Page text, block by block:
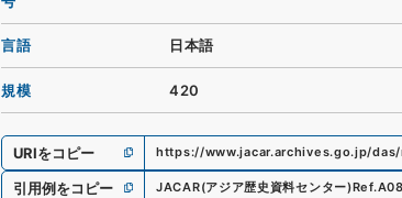
言語 日本語
規模 420
URIをコピー https://www.jacar.archives.go.jp/
引用例をコピー JACAR(アジア歴史資料センター)Ref.